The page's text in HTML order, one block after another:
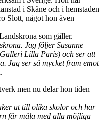
i Skåne och i hemstaden
Slott, något hon även
som gäller.
Jag följer Susanne
Lilla Paris) och ser att
Jag ser så mycket fram emot
men nu delar hon tiden
ut till olika skolor och har
får måla med alla möjliga